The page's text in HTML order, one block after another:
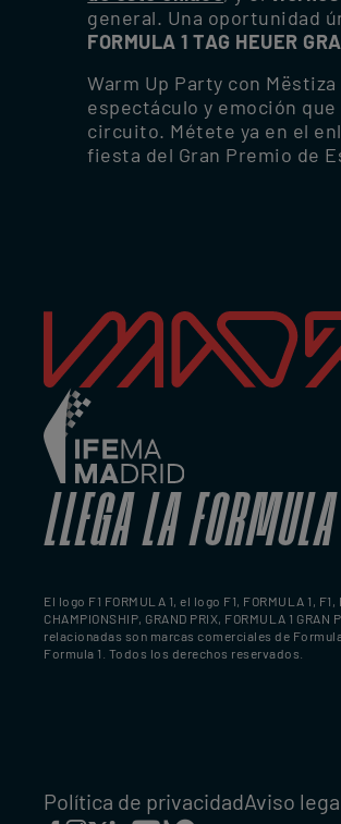
general. Una oportunidad
FORMULA 1 TAG HEUER
Warm Up Party con
espectáculo y emoción
circuito. Métete ya en el
fiesta del Gran Premio de
LLEGA LA
El logo F1 FORMULA 1, el logo F1, FORMULA 1, F1,
CHAMPIONSHIP, GRAND PRIX, FORMULA 1 GRAN
relacionadas son marcas comerciales de
Formula 1. Todos los derechos reservados.
Política de privacidadAviso